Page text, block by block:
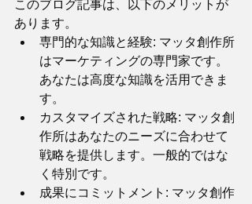
このブログ記事は、以下のメリットが
あります。
専門的な知識と経験: マッタ創作所
はマーケティングの専門家です。
あなたは高度な知識を活用できま
す。
カスタマイズされた戦略: マッタ創
作所はあなたのニーズに合わせて
戦略を提供します。一般的ではな
く特別です。
成果にコミットメント: マッタ創作